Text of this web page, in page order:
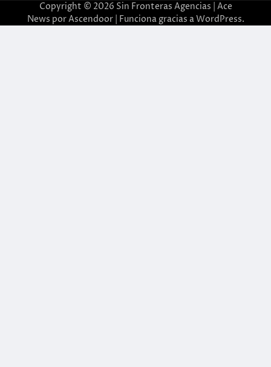
Copyright © 2026 Sin Fronteras Agencias | Ace
News porAscendoor| Funciona gracias aWordPress.